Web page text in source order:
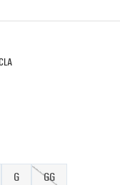
G GG